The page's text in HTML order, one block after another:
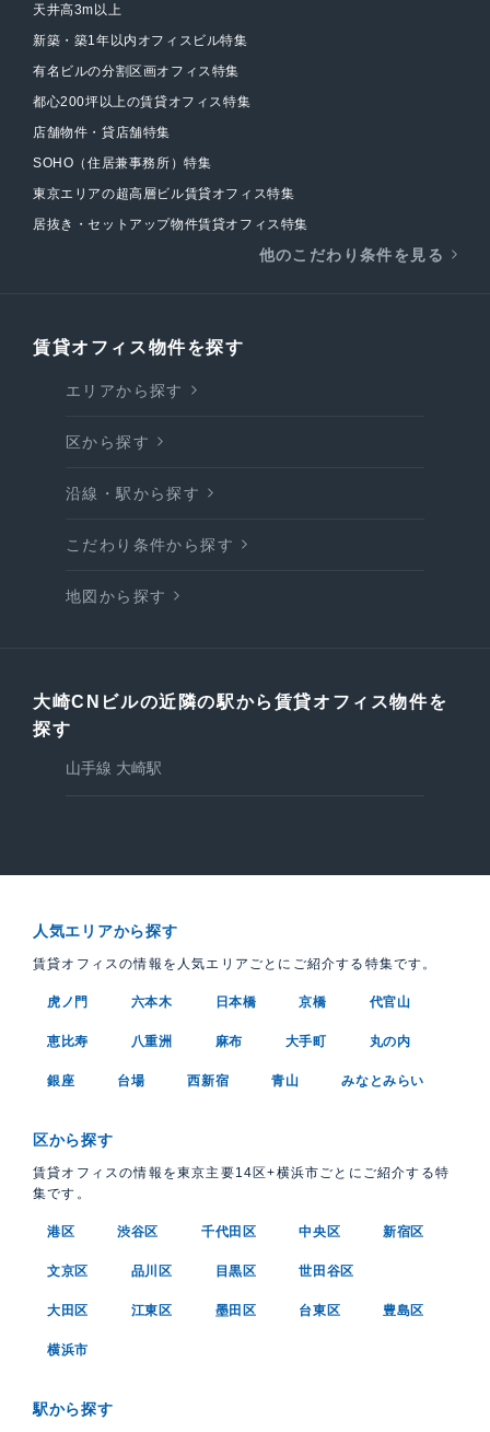
天井高3m以上
新築・築1年以内オフィスビル特集
有名ビルの分割区画オフィス特集
都心200坪以上の賃貸オフィス特集
店舗物件・貸店舗特集
SOHO（住居兼事務所）特集
東京エリアの超高層ビル賃貸オフィス特集
居抜き・セットアップ物件賃貸オフィス特集
他のこだわり条件を見る
賃貸オフィス物件を探す
エリアから探す
区から探す
沿線・駅から探す
こだわり条件から探す
地図から探す
大崎CNビルの近隣の駅から賃貸オフィス物件を
探す
山手線 大崎駅
人気エリアから探す
賃貸オフィスの情報を人気エリアごとにご紹介する特集です。
虎ノ門 六本木 日本橋 京橋 代官山
恵比寿 八重洲 麻布 大手町 丸の内
銀座 台場 西新宿 青山 みなとみらい
区から探す
賃貸オフィスの情報を東京主要14区+横浜市ごとにご紹介する特
集です。
港区 渋谷区 千代田区 中央区 新宿区
文京区 品川区 目黒区 世田谷区
大田区 江東区 墨田区 台東区 豊島区
横浜市
駅から探す